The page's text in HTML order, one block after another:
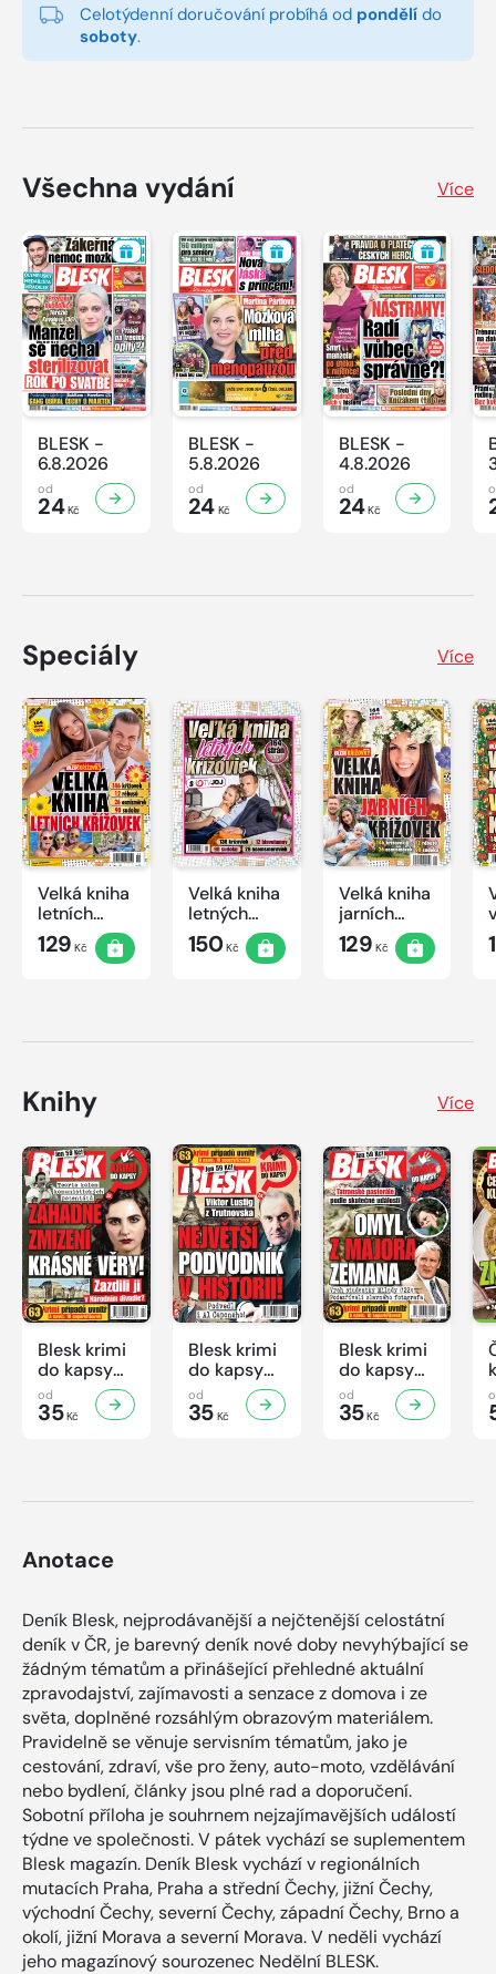
Celotýdenní doručování probíhá od pondělí do
soboty.
Všechna vydání Více
BLESK -
6.8.2026
od
24Kč
BLESK -
5.8.2026
od
24Kč
BLESK -
4.8.2026
od
24Kč
Speciály Více
Velká kniha
letních
křížovek
2026
129 Kč
Velká kniha
letných
krížoviek s
TV JOJ
150Kč
Velká kniha
jarních
křížovek
2026
129 Kč
Knihy Více
Blesk krimi
do kapsy
č.7/2026
od
35Kč
Blesk krimi
do kapsy
č.6/2026
od
35Kč
Blesk krimi
do kapsy
č.5/2026
od
35Kč
Anotace
Deník Blesk, nejprodávanější a nejčtenější celostátní
deník v ČR, je barevný deník nové doby nevyhýbající se
žádným tématům a přinášející přehledné aktuální
zpravodajství, zajímavosti a senzace z domova i ze
světa, doplněné rozsáhlým obrazovým materiálem.
Pravidelně se věnuje servisním tématům, jako je
cestování, zdraví, vše pro ženy, auto-moto, vzdělávání
nebo bydlení, články jsou plné rad a doporučení.
Sobotní příloha je souhrnem nejzajímavějších událostí
týdne ve společnosti. V pátek vychází se suplementem
Blesk magazín. Deník Blesk vychází v regionálních
mutacích Praha, Praha a střední Čechy, jižní Čechy,
východní Čechy, severní Čechy, západní Čechy, Brno a
okolí, jižní Morava a severní Morava. V neděli vychází
jeho magazínový sourozenec Nedělní BLESK.